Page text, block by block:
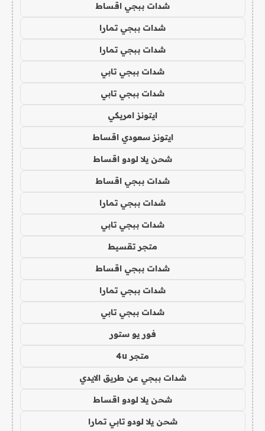
شدات ببجي اقساط
شدات ببجي تمارا
شدات ببجي تمارا
شدات ببجي تابي
شدات ببجي تابي
ايتونز امريكي
ايتونز سعودي اقساط
شحن يلا لودو اقساط
شدات ببجي اقساط
شدات ببجي تمارا
شدات ببجي تابي
متجر تقسيط
شدات ببجي اقساط
شدات ببجي تمارا
شدات ببجي تابي
فور يو ستور
متجر 4u
شدات ببجي عن طريق الايدي
شحن يلا لودو اقساط
شحن يلا لودو تابي تمارا